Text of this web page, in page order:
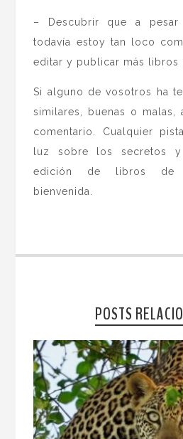
– Descubrir que a pesar
todavía estoy tan loco
editar y publicar más libros
Si alguno de vosotros ha
similares, buenas o malas,
comentario. Cualquier
luz sobre los secretos
edición de libros de
bienvenida.
POSTS